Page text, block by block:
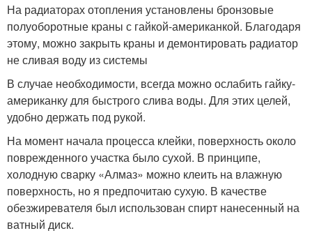
На радиаторах отопления установлены бронзовые
полуоборотные краны с гайкой-американкой. Благодаря
этому, можно закрыть краны и демонтировать радиатор
не сливая воду из системы
В случае необходимости, всегда можно ослабить гайку-
американку для быстрого слива воды. Для этих целей,
удобно держать под рукой.
На момент начала процесса клейки, поверхность около
поврежденного участка было сухой. В принципе,
холодную сварку «Алмаз» можно клеить на влажную
поверхность, но я предпочитаю сухую. В качестве
обезжиревателя был использован спирт нанесенный на
ватный диск.